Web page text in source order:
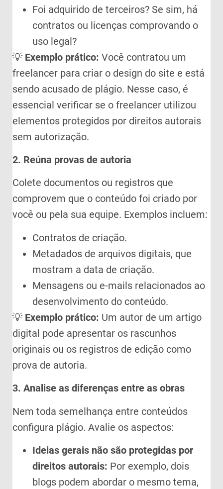
Foi adquirido de terceiros? Se sim, há
contratos ou licenças comprovando o
uso legal?
💡 Exemplo prático: Você contratou um
freelancer para criar o design do site e está
sendo acusado de plágio. Nesse caso, é
essencial verificar se o freelancer utilizou
elementos protegidos por direitos autorais
sem autorização.
2. Reúna provas de autoria
Colete documentos ou registros que
comprovem que o conteúdo foi criado por
você ou pela sua equipe. Exemplos incluem:
Contratos de criação.
Metadados de arquivos digitais, que
mostram a data de criação.
Mensagens ou e-mails relacionados ao
desenvolvimento do conteúdo.
💡 Exemplo prático: Um autor de um artigo
digital pode apresentar os rascunhos
originais ou os registros de edição como
prova de autoria.
3. Analise as diferenças entre as obras
Nem toda semelhança entre conteúdos
configura plágio. Avalie os aspectos:
Ideias gerais não são protegidas por
direitos autorais: Por exemplo, dois
blogs podem abordar o mesmo tema,